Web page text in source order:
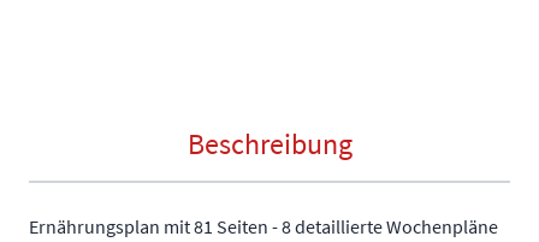
Beschreibung
Ernährungsplan mit 81 Seiten - 8 detaillierte Wochenpläne